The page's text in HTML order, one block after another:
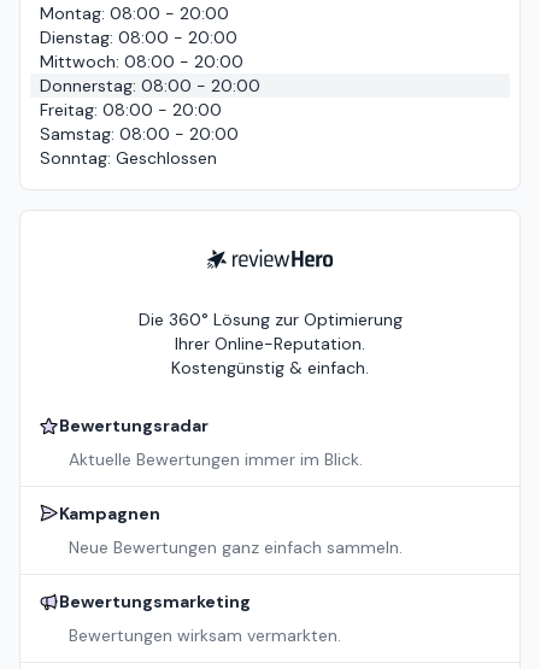
Montag: 08:00 - 20:00
Dienstag: 08:00 - 20:00
Mittwoch: 08:00 - 20:00
Donnerstag: 08:00 - 20:00
Freitag: 08:00 - 20:00
Samstag: 08:00 - 20:00
Sonntag: Geschlossen
ReviewHero
Die 360° Lösung zur Optimierung
Ihrer Online-Reputation.
Kostengünstig & einfach.
Bewertungsradar
Aktuelle Bewertungen immer im Blick.
Kampagnen
Neue Bewertungen ganz einfach sammeln.
Bewertungsmarketing
Bewertungen wirksam vermarkten.